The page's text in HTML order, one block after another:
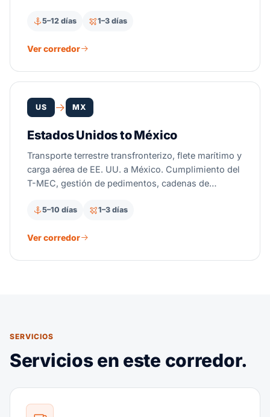
Manzanillo hacia puertos de EE. UU. Usted paga
transfronterizo lado a lado, para que elija con
5–12 días 1–3 días
Ver corredor
US MX
Estados Unidos to México
Transporte terrestre transfronterizo, flete marítimo y
carga aérea de EE. UU. a México. Cumplimiento del
T-MEC, gestión de pedimentos, cadenas de
nacional.
5–10 días 1–3 días
Ver corredor
SERVICIOS
Servicios en este corredor.